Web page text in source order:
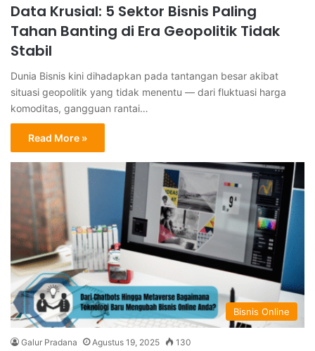
Data Krusial: 5 Sektor Bisnis Paling
Tahan Banting di Era Geopolitik Tidak
Stabil
Dunia Bisnis kini dihadapkan pada tantangan besar akibat
situasi geopolitik yang tidak menentu — dari fluktuasi harga
komoditas, gangguan rantai…
Read More »
Bisnis Online
Galur Pradana Agustus 19, 2025 130